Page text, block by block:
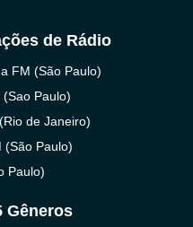
de Rádio
FM (São Paulo)
(Sao Paulo)
de Janeiro)
(São Paulo)
Paulo)
Gêneros